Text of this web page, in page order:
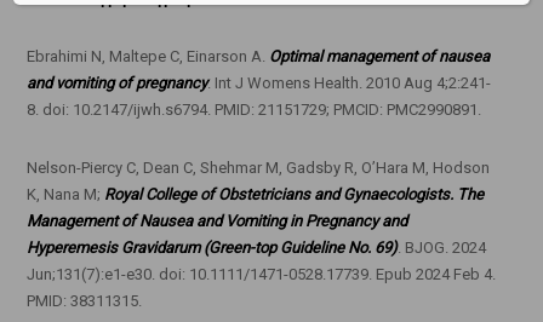
Ebrahimi N, Maltepe C, Einarson A. Optimal management of nausea
and vomiting of pregnancy. Int J Womens Health. 2010 Aug 4;2:241-
8. doi: 10.2147/ijwh.s6794. PMID: 21151729; PMCID: PMC2990891.
Nelson-Piercy C, Dean C, Shehmar M, Gadsby R, O’Hara M, Hodson
K, Nana M; Royal College of Obstetricians and Gynaecologists. The
Management of Nausea and Vomiting in Pregnancy and
Hyperemesis Gravidarum (Green-top Guideline No. 69). BJOG. 2024
Jun;131(7):e1-e30. doi: 10.1111/1471-0528.17739. Epub 2024 Feb 4.
PMID: 38311315.